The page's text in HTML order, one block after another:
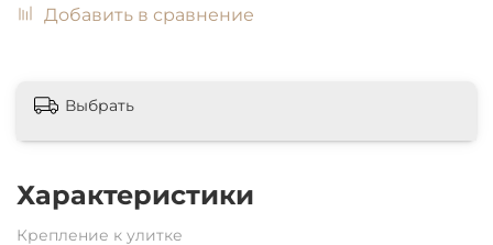
Добавить в сравнение
Характеристики
Крепление к улитке
Выбрать